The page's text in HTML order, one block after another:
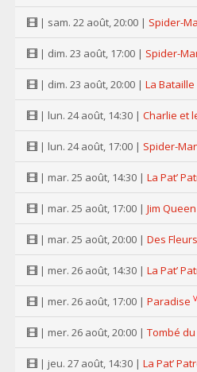
| sam. 22 août, 20:00 | Spider-
| dim. 23 août, 17:00 | Spider-
| dim. 23 août, 20:00 | La Bataille
| lun. 24 août, 14:30 | Charlie et
| lun. 24 août, 17:00 | Spider-
| mar. 25 août, 14:30 | La Pat’
| mar. 25 août, 17:00 | Jim Queen
| mar. 25 août, 20:00 | Des
| mer. 26 août, 14:30 | La Pat’
| mer. 26 août, 17:00 | Paradise
| mer. 26 août, 20:00 | Tombé du
| jeu. 27 août, 14:30 | La Pat’